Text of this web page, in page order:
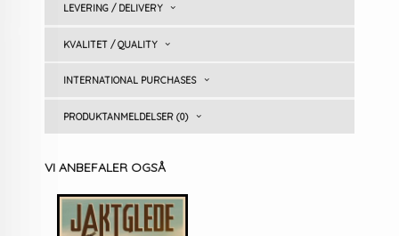
LEVERING / DELIVERY
KVALITET / QUALITY
INTERNATIONAL PURCHASES
PRODUKTANMELDELSER (0)
VI ANBEFALER OGSÅ